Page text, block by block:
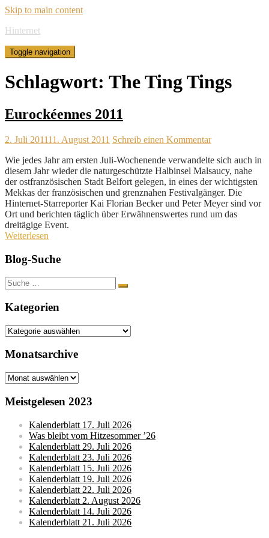
Skip to main content
Hinternet
Toggle navigation
Schlagwort: The Ting Tings
Eurockéennes 2011
2. Juli 201111. August 2011 Schreib einen Kommentar
Wie jedes Jahr am ersten Juli-Wochenende verwandelte sich auch in
diesem Jahr wieder die naturgeschützte Halbinsel Malsaucy, nahe
der ostfranzösischen Stadt Belfort gelegen, in eines der wichtigsten
Mekkas der französischen und grenznahen Festivalgänger. Die
Hinternet-Starreporter Kai Florian Becker und Peter Meyer sind vor
Ort und berichten täglich über Erwähnenswertes rund um das
dreitägige Event.
Weiterlesen
Blog-Suche
Suche
nach:
Kategorien
Kategorien
Monatsarchive
Monatsarchive
Meistgelesen 2023
Kalenderblatt 17. Juli 2026
Was bleibt vom Hitzesommer ’26
Kalenderblatt 29. Juli 2026
Kalenderblatt 23. Juli 2026
Kalenderblatt 15. Juli 2026
Kalenderblatt 19. Juli 2026
Kalenderblatt 22. Juli 2026
Kalenderblatt 2. August 2026
Kalenderblatt 14. Juli 2026
Kalenderblatt 21. Juli 2026